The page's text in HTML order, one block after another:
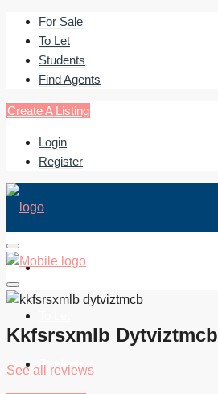
For Sale
To Let
Students
Find Agents
Create A Listing
Login
Register
For Sale
Students
Kkfsrsxmlb Dytviztmcb
See all reviews